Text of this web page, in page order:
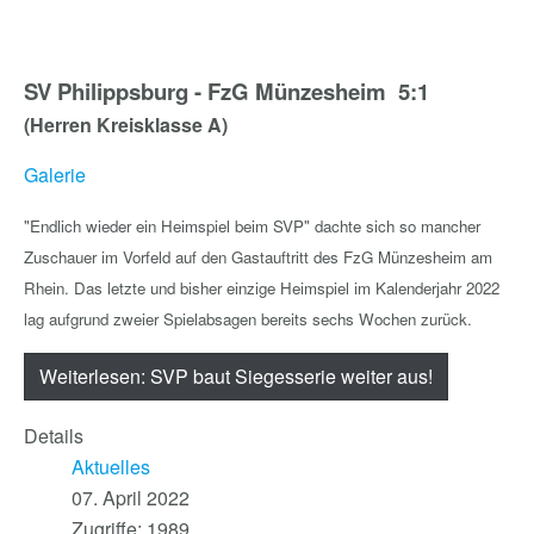
SV Philippsburg - FzG Münzesheim 5:1
(Herren Kreisklasse A)
Galerie
"Endlich wieder ein Heimspiel beim SVP" dachte sich so mancher
Zuschauer im Vorfeld auf den Gastauftritt des FzG Münzesheim am
Rhein. Das letzte und bisher einzige Heimspiel im Kalenderjahr 2022
lag aufgrund zweier Spielabsagen bereits sechs Wochen zurück.
Weiterlesen: SVP baut Siegesserie weiter aus!
Details
Aktuelles
07. April 2022